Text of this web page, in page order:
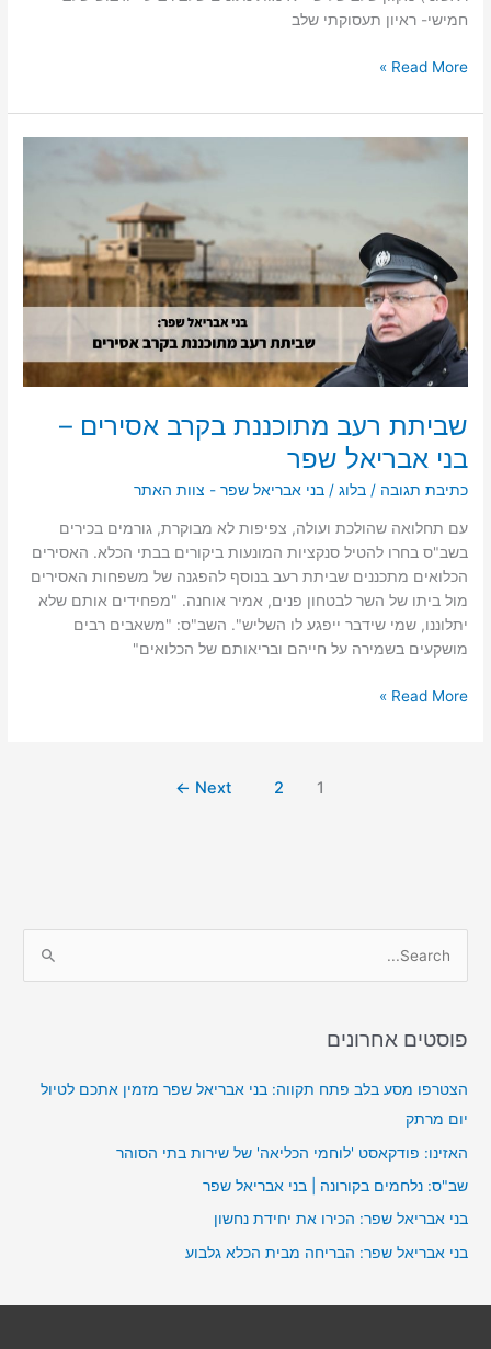
חמישי- ראיון תעסוקתי שלב
Read More »
שביתת רעב מתוכננת בקרב אסירים –
בני אבריאל שפר
כתיבת תגובה /בלוג /בני אבריאל שפר - צוות האתר
עם תחלואה שהולכת ועולה, צפיפות לא מבוקרת, גורמים בכירים
בשב"ס בחרו להטיל סנקציות המונעות ביקורים בבתי הכלא. האסירים
הכלואים מתכננים שביתת רעב בנוסף להפגנה של משפחות האסירים
מול ביתו של השר לבטחון פנים, אמיר אוחנה. "מפחידים אותם שלא
יתלוננו, שמי שידבר ייפגע לו השליש". השב"ס: "משאבים רבים
מושקעים בשמירה על חייהם ובריאותם של הכלואים"
אסירים
–
בני
אבריאל
שפר
Read More »
1
2
Next
←
r
r
:
פוסטים אחרונים
הצטרפו מסע בלב פתח תקווה: בני אבריאל שפר מזמין אתכם לטיול
יום מרתק
האזינו: פודקאסט 'לוחמי הכליאה' של שירות בתי הסוהר
שב"ס: נלחמים בקורונה | בני אבריאל שפר
בני אבריאל שפר: הכירו את יחידת נחשון
בני אבריאל שפר: הבריחה מבית הכלא גלבוע